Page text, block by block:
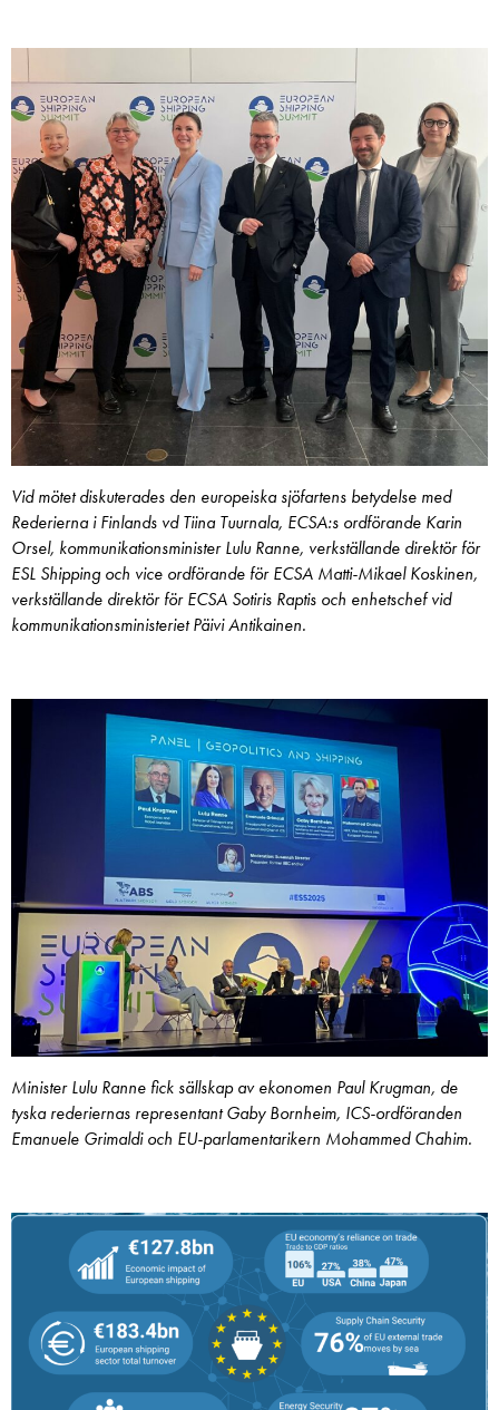
Vid mötet diskuterades den europeiska sjöfartens betydelse med
Rederierna i Finlands vd Tiina Tuurnala, ECSA:s ordförande Karin
Orsel, kommunikationsminister Lulu Ranne, verkställande direktör för
ESL Shipping och vice ordförande för ECSA Matti-Mikael Koskinen,
verkställande direktör för ECSA Sotiris Raptis och enhetschef vid
kommunikationsministeriet Päivi Antikainen.
Minister Lulu Ranne fick sällskap av ekonomen Paul Krugman, de
tyska rederiernas representant Gaby Bornheim, ICS-ordföranden
Emanuele Grimaldi och EU-parlamentarikern Mohammed Chahim.